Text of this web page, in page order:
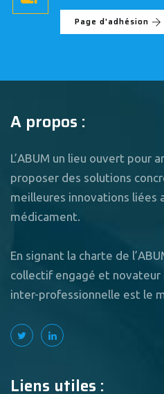
Page d'adhésion
A propos :
L’ABUM un lieu ouvert pour
proposer des solutions
meilleures innovations liées
médicament.
En signant la charte de
collectif engagé et novateur
inter-professionnelle est le
Liens utiles :